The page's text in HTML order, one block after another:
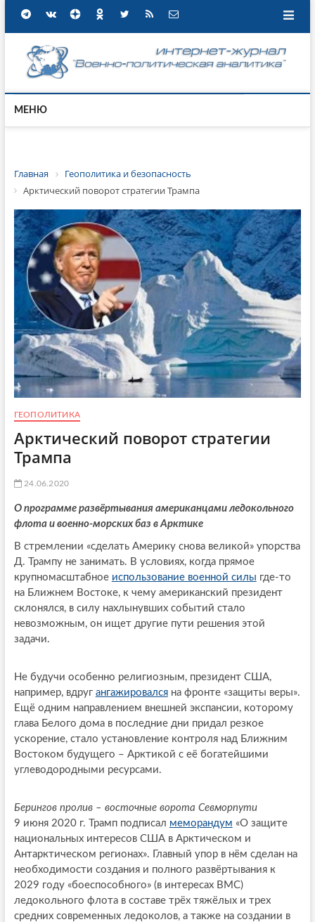
МЕНЮ
Главная
Геополитика и безопасность
Арктический поворот стратегии Трампа
ГЕОПОЛИТИКА
Арктический поворот стратегии
Трампа
24.06.2020
О программе развёртывания американцами ледокольного
флота и военно-морских баз в Арктике
В стремлении «сделать Америку снова великой» упорства
Д. Трампу не занимать. В условиях, когда прямое
крупномасштабное использование военной силы где-то
на Ближнем Востоке, к чему американский президент
склонялся, в силу нахлынувших событий стало
невозможным, он ищет другие пути решения этой
задачи.
Не будучи особенно религиозным, президент США,
например, вдруг ангажировалсяна фронте «защиты веры».
Ещё одним направлением внешней экспансии, которому
глава Белого дома в последние дни придал резкое
ускорение, стало установление контроля над Ближним
Востоком будущего – Арктикой с её богатейшими
углеводородными ресурсами.
Берингов пролив – восточные ворота Севморпути
9 июня 2020 г. Трамп подписал меморандум «О защите
национальных интересов США в Арктическом и
Антарктическом регионах». Главный упор в нём сделан на
необходимости создания и полного развёртывания к
2029 году «боеспособного» (в интересах ВМС)
ледокольного флота в составе трёх тяжёлых и трех
средних современных ледоколов, а также на создании в